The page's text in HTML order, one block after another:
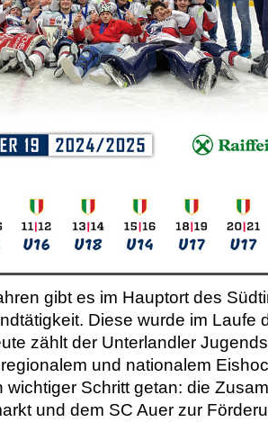
gibt es im Hauptort des
Diese wurde im Laufe
zählt der Unterlandler
und nationalem
wichtiger Schritt getan: die
und dem SC Auer zur